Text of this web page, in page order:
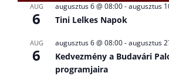
AUG
6
augusztus 6 @ 08:00-augusztus
Tini Lelkes Napok
AUG
6
augusztus 6 @ 08:00-augusztus
Kedvezmény a Budavári
programjaira